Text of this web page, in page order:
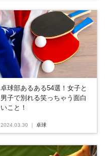
卓球部あるある54選！女子と
男子で別れる笑っちゃう面白
いこと！
2024.03.30 卓球